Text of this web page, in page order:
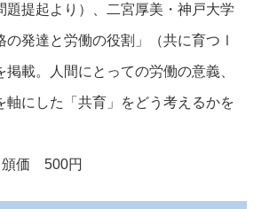
題提起より）、二宮厚美・神戸大学
の発達と労働の役割」（共に育つⅠ
掲載。人間にとっての労働の意義、
軸にした「共育」をどう考えるかを
価 500円